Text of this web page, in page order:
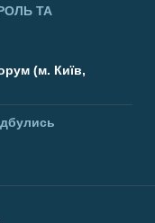
ТА
(м. Київ,